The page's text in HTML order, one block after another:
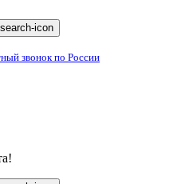
звонок по России